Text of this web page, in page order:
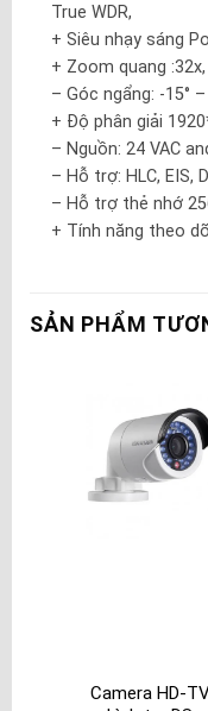
True WDR,
+ Siêu nhạy sáng
+ Zoom quang
– Góc ngẩng: -15°
+ Độ phân giải
– Nguồn: 24 VAC
– Hỗ trợ: HLC, EIS,
– Hỗ trợ thẻ nhớ
+ Tính năng theo
SẢN PHẨM
Camera HD-TVI